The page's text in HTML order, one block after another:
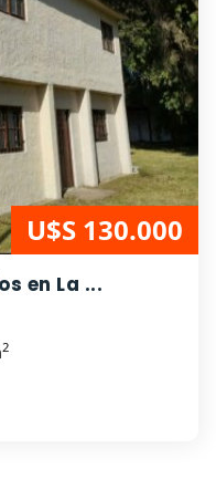
U$S 130.000
en La ...
2